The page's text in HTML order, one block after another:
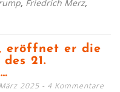
, Friedrich Merz,
eröffnet er die
21.
2025 4 Kommentare